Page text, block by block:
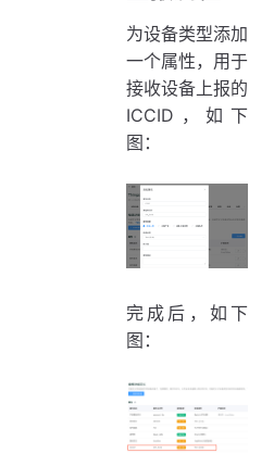
为设备类型添加
一个属性，用于
接收设备上报的
ICCID，如下
图：
完成后，如下
图：